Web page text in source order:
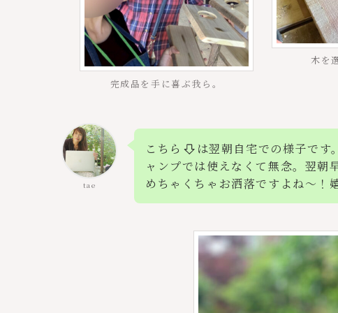
完成品を手に喜ぶ我ら。
木を
tae
こちら
は翌朝自宅での様子です
ャンプでは使えなくて無念。翌朝
めちゃくちゃお洒落ですよね〜！